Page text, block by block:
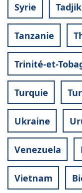
Syrie
Tanzanie
Trinité-et-
Turquie
Ukraine
Venezuela
Vietnam